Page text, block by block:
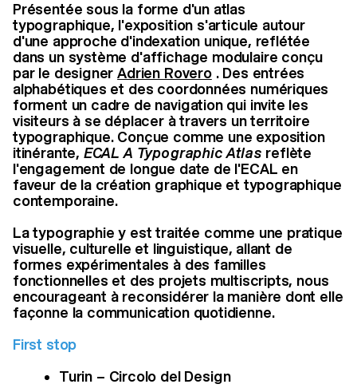
Présentée sous la forme d'un atlas
typographique, l'exposition s'articule autour
d'une approche d'indexation unique, reflétée
dans un système d'affichage modulaire conçu
par le designerAdrien Rovero. Des entrées
alphabétiques et des coordonnées numériques
forment un cadre de navigation qui invite les
visiteurs à se déplacer à travers un territoire
typographique. Conçue comme une exposition
itinérante, ECAL A Typographic Atlas reflète
l'engagement de longue date de l'ECAL en
faveur de la création graphique et typographique
contemporaine.
La typographie y est traitée comme une pratique
visuelle, culturelle et linguistique, allant de
formes expérimentales à des familles
fonctionnelles et des projets multiscripts, nous
encourageant à reconsidérer la manière dont elle
façonne la communication quotidienne.
First stop
Turin – Circolo del Design